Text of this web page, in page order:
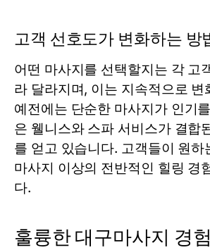
고객 선호도가 변화하는 방
어떤 마사지를 선택할지는 각 고
라 달라지며, 이는 지속적으로 변
예전에는 단순한 마사지가 인기
은 웰니스와 스파 서비스가 결합
를 얻고 있습니다. 고객들이 원하
마사지 이상의 전반적인 힐링 경
다.
훌륭한 대구마사지 경